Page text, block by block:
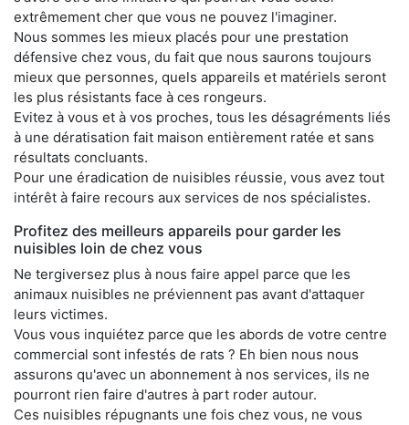
extrêmement cher que vous ne pouvez l'imaginer.
Nous sommes les mieux placés pour une prestation
défensive chez vous, du fait que nous saurons toujours
mieux que personnes, quels appareils et matériels seront
les plus résistants face à ces rongeurs.
Evitez à vous et à vos proches, tous les désagréments liés
à une dératisation fait maison entièrement ratée et sans
résultats concluants.
Pour une éradication de nuisibles réussie, vous avez tout
intérêt à faire recours aux services de nos spécialistes.
Profitez des meilleurs appareils pour garder les
nuisibles loin de chez vous
Ne tergiversez plus à nous faire appel parce que les
animaux nuisibles ne préviennent pas avant d'attaquer
leurs victimes.
Vous vous inquiétez parce que les abords de votre centre
commercial sont infestés de rats ? Eh bien nous nous
assurons qu'avec un abonnement à nos services, ils ne
pourront rien faire d'autres à part roder autour.
Ces nuisibles répugnants une fois chez vous, ne vous